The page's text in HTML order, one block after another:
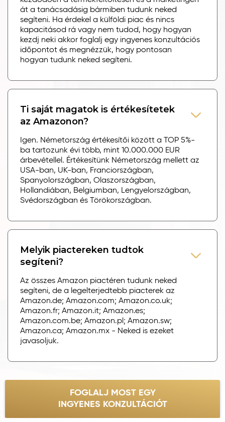
át a tanácsadásig bármiben tudunk neked
segíteni. Ha érdekel a külföldi piac és nincs
kapacitásod rá vagy nem tudod, hogy hogyan
kezdj neki akkor foglalj egy ingyenes konzultációs
időpontot és megnézzük, hogy pontosan
hogyan tudunk neked segíteni.
Ti saját magatok is értékesítetek
az Amazonon?
Igen. Németország értékesítői között a TOP 5%-
ba tartozunk évi több, mint 10.000.000 EUR
árbevétellel. Értékesítünk Németország mellett az
USA-ban, UK-ban, Franciországban,
Spanyolországban, Olaszországban,
Hollandiában, Belgiumban, Lengyelországban,
Svédországban és Törökországban.
Melyik piactereken tudtok
segíteni?
Az összes Amazon piactéren tudunk neked
segíteni, de a legelterjedtebb piacterek az
Amazon.de; Amazon.com; Amazon.co.uk;
Amazon.fr; Amazon.it; Amazon.es;
Amazon.com.be; Amazon.pl; Amazon.sw;
Amazon.ca; Amazon.mx - Neked is ezeket
javasoljuk.
FOGLALJ MOST EGY
INGYENES KONZULTÁCIÓT